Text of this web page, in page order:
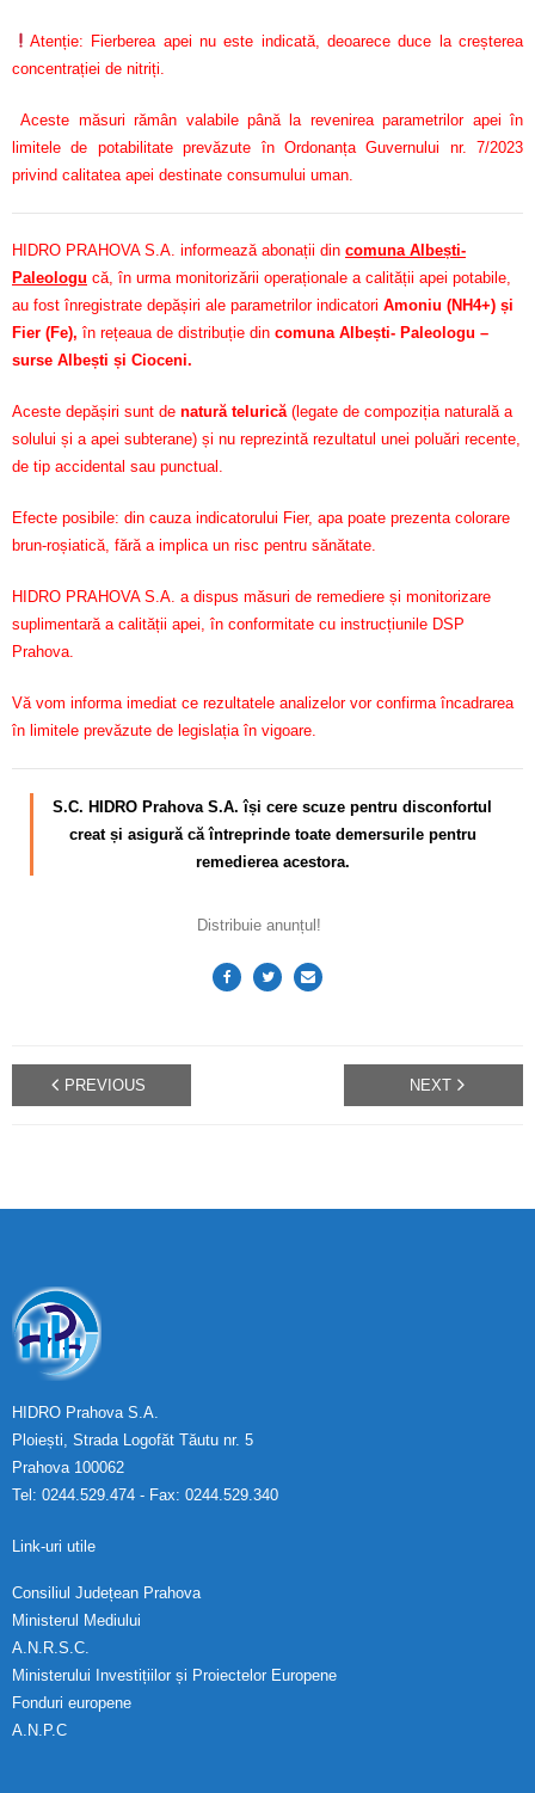
Atenție: Fierberea apei nu este indicată, deoarece duce la creșterea
concentrației de nitriți.
Aceste măsuri rămân valabile până la revenirea parametrilor apei în
limitele de potabilitate prevăzute în Ordonanța Guvernului nr. 7/2023
privind calitatea apei destinate consumului uman.
HIDRO PRAHOVA S.A. informează abonații din comuna Albești-
Paleologu că, în urma monitorizării operaționale a calității apei potabile,
au fost înregistrate depășiri ale parametrilor indicatori Amoniu (NH4+) și
Fier (Fe), în rețeaua de distribuție din comuna Albești- Paleologu –
surse Albești și Cioceni.
Aceste depășiri sunt de natură telurică(legate de compoziția naturală a
solului și a apei subterane) și nu reprezintă rezultatul unei poluări recente,
de tip accidental sau punctual.
Efecte posibile: din cauza indicatorului Fier, apa poate prezenta colorare
brun-roșiatică, fără a implica un risc pentru sănătate.
HIDRO PRAHOVA S.A. a dispus măsuri de remediere și monitorizare
suplimentară a calității apei, în conformitate cu instrucțiunile DSP
Prahova.
Vă vom informa imediat ce rezultatele analizelor vor confirma încadrarea
în limitele prevăzute de legislația în vigoare.
S.C. HIDRO Prahova S.A. își cere scuze pentru disconfortul
creat și asigură că întreprinde toate demersurile pentru
remedierea acestora.
Distribuie anunțul!
PREVIOUS NEXT
HIDRO Prahova S.A.
Ploiești, Strada Logofăt Tăutu nr. 5
Prahova 100062
Tel: 0244.529.474 - Fax: 0244.529.340
Link-uri utile
Consiliul Județean Prahova
Ministerul Mediului
A.N.R.S.C.
Ministerului Investițiilor și Proiectelor Europene
Fonduri europene
A.N.P.C